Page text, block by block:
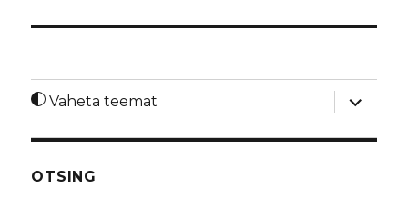
Vaheta teemat
laienda
OTSING